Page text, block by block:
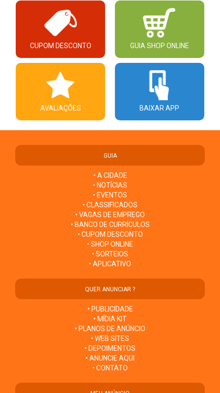
CUPOM DESCONTO GUIA SHOP ONLINE
AVALIAÇÕES BAIXAR APP
GUIA
• A CIDADE
• NOTÍCIAS
• EVENTOS
• CLASSIFICADOS
• VAGAS DE EMPREGO
• BANCO DE CURRÍCULOS
• CUPOM DESCONTO
• SHOP ONLINE
• SORTEIOS
• APLICATIVO
QUER ANUNCIAR ?
• PUBLICIDADE
• MÍDIA KIT
• PLANOS DE ANÚNCIO
• WEB SITES
• DEPOIMENTOS
• ANUNCIE AQUI
• CONTATO